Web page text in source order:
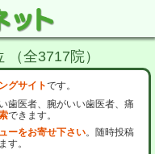
全3717院）
グサイトです。
歯医者、腕がいい歯医者、痛
できます。
ーをお寄せ下さい。随時投稿
す。